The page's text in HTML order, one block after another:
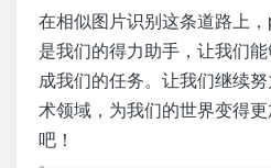
在相似图片识别这条道路上
是我们的得力助手，让我们
成我们的任务。让我们继续
术领域，为我们的世界变得
吧！